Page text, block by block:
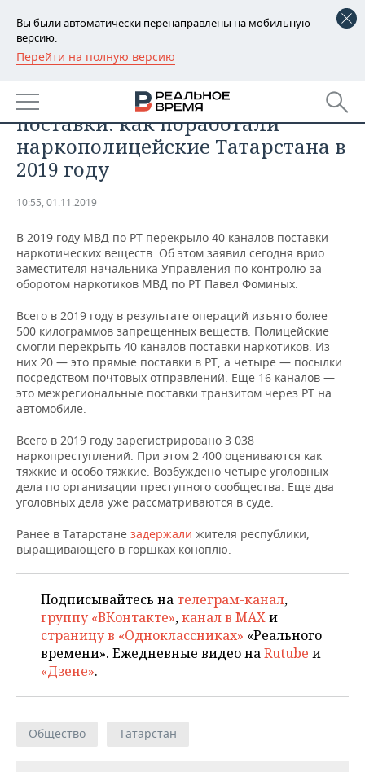
Вы были автоматически перенаправлены на мобильную
версию.
Перейти на полную версию
РЕГИОНЫ
БАШКОРТОСТАН
ТАТАРСТАН
УДМУРТИЯ
НОВОСТИ
АНАЛИТИКА
НОВОСТИ АНАЛИТИКИ
ДЕКЛАРАЦИИ О ДОХОДАХ
КОРОЛИ ГОСЗАКАЗА ПФО
ВУЗЫ ТАТАРСТАНА
КОМУ ПРИНАДЛЕЖАТ
ТОРГОВЫЕ ЦЕНТРЫ
ТАТАРСТАНА
ЭКОНОМИКА
НОВОСТИ ЭКОНОМИКИ
ФИНАНСЫ
БАНКИ
БЮДЖЕТ
ИНВЕСТИЦИИ
ПРОМЫШЛЕННОСТЬ
НОВОСТИ
ПРОМЫШЛЕННОСТИ
АГРОПРОМ
МАШИНОСТРОЕНИЕ
НЕФТЕХИМИЯ
НЕФТЬ
ОПК
ЭНЕРГЕТИКА
НЕДВИЖИМОСТЬ
НОВОСТИ НЕДВИЖИМОСТИ
АВТО
НОВОСТИ АВТО
БИЗНЕС
НОВОСТИ БИЗНЕСА
РОЗНИЧНАЯ ТОРГОВЛЯ
ТРАНСПОРТ
УСЛУГИ
ТЕХНОЛОГИИ
НОВОСТИ ТЕХНОЛОГИЙ
IT
МЕДИА
ТЕЛЕКОММУНИКАЦИИ
МЕРОПРИЯТИЯ
НОВОСТИ МЕРОПРИЯТИЙ
ВЫЕЗДНАЯ РЕДАКЦИЯ
БИЗНЕС-БРАНЧИ
ONLINE-КОНФЕРЕНЦИИ
СПОРТ
НОВОСТИ СПОРТА
ФУТБОЛ
ХОККЕЙ
ВОЛЕЙБОЛ
КИБЕРСПОРТ
ФИГУРНОЕ КАТАНИЕ
ВОДНЫЕ ВИДЫ СПОРТА
ОБЩЕСТВО
НОВОСТИ ОБЩЕСТВА
ВЛАСТЬ
ИСТОРИЯ
КУЛЬТУРА
МЕДИЦИНА
ОБРАЗОВАНИЕ
ФОТОГАЛЕРЕЯ
СЮЖЕТЫ
СПИСОК ПЕРСОН
СПИСОК КОМПАНИЙ
ПОЛНАЯ ВЕРСИЯ
Полтонны веществ и 40 каналов
поставки: как поработали
наркополицейские Татарстана в
2019 году
10:55, 01.11.2019
В 2019 году МВД по РТ перекрыло 40 каналов поставки
наркотических веществ. Об этом заявил сегодня врио
заместителя начальника Управления по контролю за
оборотом наркотиков МВД по РТ Павел Фоминых.
Всего в 2019 году в результате операций изъято более
500 килограммов запрещенных веществ. Полицейские
смогли перекрыть 40 каналов поставки наркотиков. Из
них 20 — это прямые поставки в РТ, а четыре — посылки
посредством почтовых отправлений. Еще 16 каналов —
это межрегиональные поставки транзитом через РТ на
автомобиле.
Всего в 2019 году зарегистрировано 3 038
наркопреступлений. При этом 2 400 оцениваются как
тяжкие и особо тяжкие. Возбуждено четыре уголовных
дела по организации преступного сообщества. Еще два
уголовных дела уже рассматриваются в суде.
Ранее в Татарстане задержали жителя республики,
выращивающего в горшках коноплю.
Подписывайтесь на телеграм-канал,
группу «ВКонтакте»,канал в MAXи
страницу в «Одноклассниках» «Реального
времени». Ежедневные видео наRutube и
«Дзене».
Общество Татарстан